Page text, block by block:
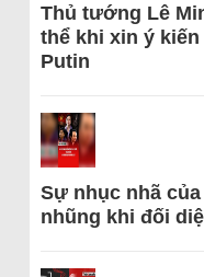
Thủ tướng Lê
thể khi xin ý
Putin
Sự nhục nhã
nhũng khi đối